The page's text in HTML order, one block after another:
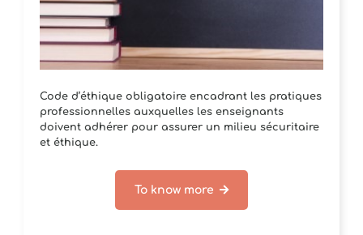
Code d’éthique obligatoire encadrant les pratiques
professionnelles auxquelles les enseignants
doivent adhérer pour assurer un milieu sécuritaire
et éthique.
To know more